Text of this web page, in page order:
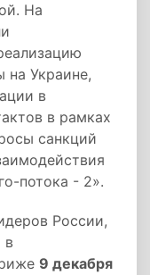
На
на Украине,
в
в рамках
санкций
потока - 2».
России,
в
9 декабря